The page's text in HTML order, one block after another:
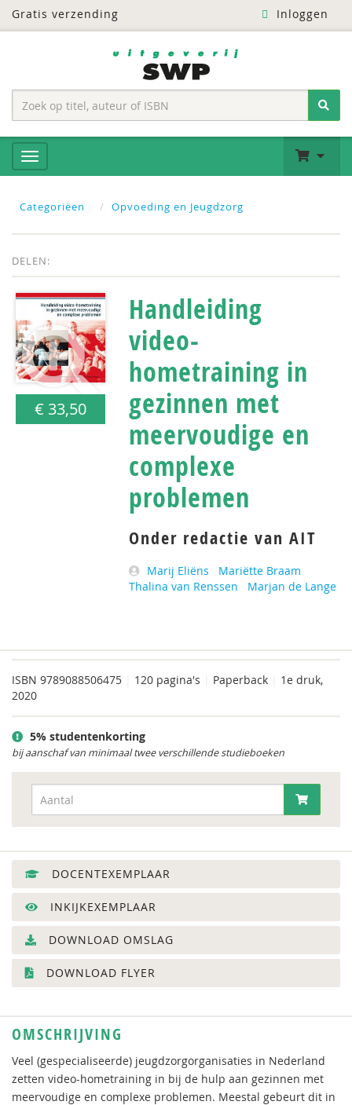
Gratis verzending Inloggen
Categoriëen Opvoeding en Jeugdzorg
DELEN:
€ 33,50
Handleiding
video-
hometraining in
gezinnen met
meervoudige en
complexe
problemen
Onder redactie van AIT
Marij Eliëns
Mariëtte Braam
Thalina van Renssen
Marjan de Lange
ISBN 9789088506475 120 pagina's Paperback
1e druk,
2020
5% studentenkorting
bij aanschaf van minimaal twee verschillende studieboeken
DOCENTEXEMPLAAR
INKIJKEXEMPLAAR
DOWNLOAD OMSLAG
DOWNLOAD FLYER
OMSCHRIJVING
Veel (gespecialiseerde) jeugdzorgorganisaties in Nederland
zetten video-hometraining in bij de hulp aan gezinnen met
meervoudige en complexe problemen. Meestal gebeurt dit in